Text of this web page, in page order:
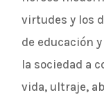
virtudes y los
de educación
la sociedad a
vida, ultraje,